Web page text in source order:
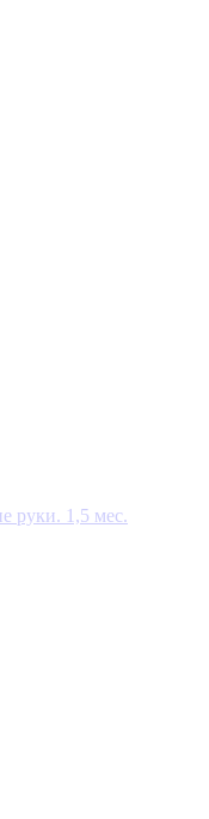
руки. 1,5 мес.